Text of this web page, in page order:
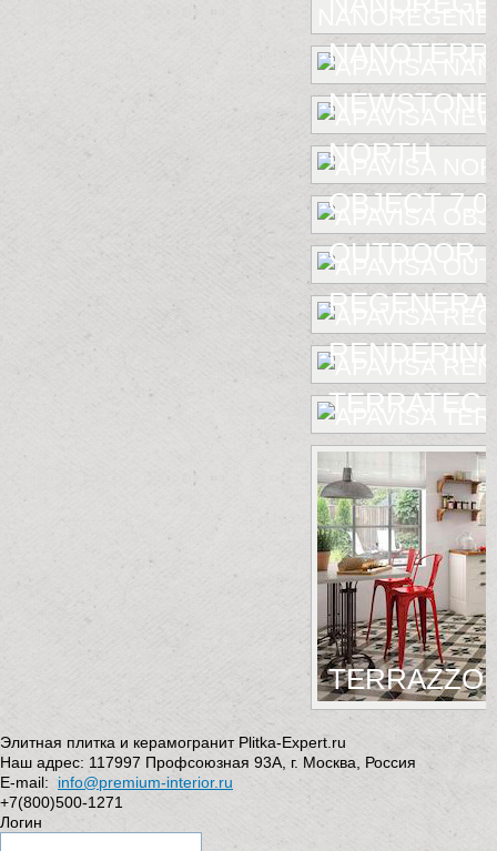
NEWSTONE
NORTH
OBJECT 7.0
OUTDOOR
TERRATEC
TERRAZZO
Элитная плитка и керамогранит Plitka-Expert.ru
Наш адрес: 117997 Профсоюзная 93А г. Москва
Россия
E-mail: info@premium-interior.ru
+7(800)500-1271
Логин